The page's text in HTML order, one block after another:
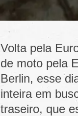
Volta pela
de moto pela
Berlin, esse
inteira em
traseiro, que